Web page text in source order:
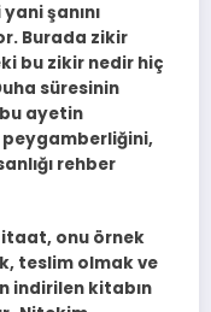
şanını
Burada zikir
bu zikir nedir hiç
süresinin
ayetin
rehber
itaat, onu örnek
teslim olmak ve
indirilen kitabın